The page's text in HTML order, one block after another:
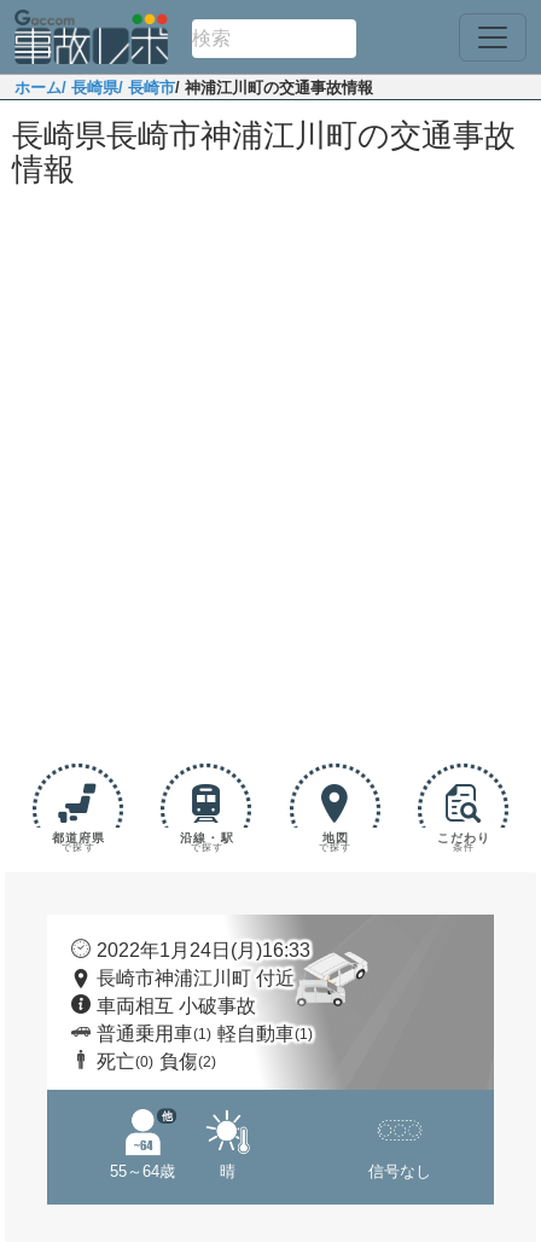
ホーム/ 長崎県/ 長崎市/ 神浦江川町の交通事故情報
長崎県長崎市神浦江川町の交通事故
情報
都道府県
で探す
沿線・駅
で探す
地図
で探す
こだわり
条件
2022年1月24日(月)16:33
長崎市神浦江川町 付近
車両相互 小破事故
普通乗用車(1) 軽自動車(1)
死亡(0) 負傷(2)
55～64歳
他
晴 信号なし